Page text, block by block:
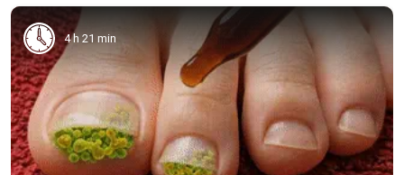
4 h 21 min